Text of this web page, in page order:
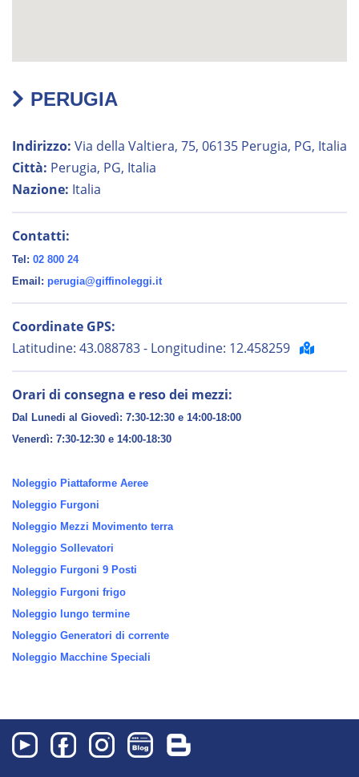
PERUGIA
Indirizzo: Via della Valtiera, 75, 06135 Perugia, PG, Italia
Città: Perugia, PG, Italia
Nazione: Italia
Contatti:
Tel: 02 800 24
Email: perugia@giffinoleggi.it
Coordinate GPS:
Latitudine: 43.088783 - Longitudine: 12.458259
Orari di consegna e reso dei mezzi:
Dal Lunedi al Giovedì: 7:30-12:30 e 14:00-18:00
Venerdì: 7:30-12:30 e 14:00-18:30
Noleggio Piattaforme Aeree
Noleggio Furgoni
Noleggio Mezzi Movimento terra
Noleggio Sollevatori
Noleggio Furgoni 9 Posti
Noleggio Furgoni frigo
Noleggio lungo termine
Noleggio Generatori di corrente
Noleggio Macchine Speciali